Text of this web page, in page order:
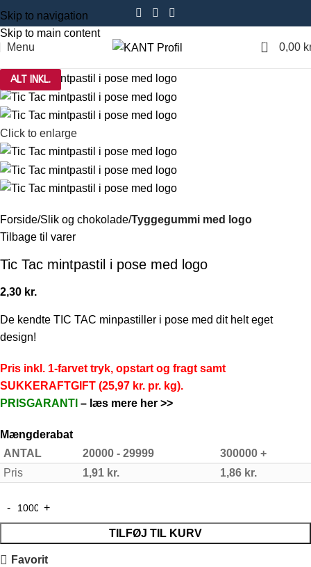
Skip to navigation
Skip to main content
Menu
0 0,00
Click to enlarge
ALT INKL.
Forside Slik og chokolade Tyggegummi med logo
Tilbage til varer
Tic Tac mintpastil i pose med logo
2,30 kr.
De kendte TIC TAC minpastiller i pose med dit helt eget
design!
Pris inkl. 1-farvet tryk, opstart og fragt samt
SUKKERAFTGIFT (25,97 kr. pr. kg).
PRISGARANTI – læs mere her >>
Mængderabat
ANTAL
20000 - 29999
300000 +
Pris
1,91 kr. 1,86 kr.
TILFØJ TIL KURV
Favorit